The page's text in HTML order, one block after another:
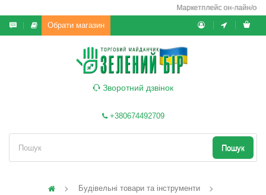
Маркетплейс он-лайн/
Обрати магазин
Зворотний дзвінок
+380674492709
Пошук
Будівельні товари та інструменти